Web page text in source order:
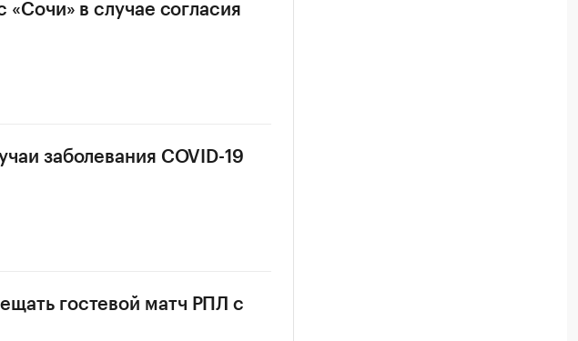
«Сочи» в случае согласия
заболевания COVID-19
гостевой матч РПЛ с